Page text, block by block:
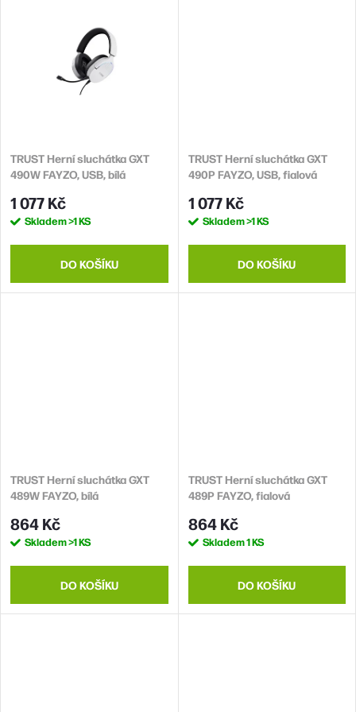
TRUST Herní sluchátka GXT
490W FAYZO, USB, bílá
1 077 Kč
Skladem>1 KS
DO KOŠÍKU
TRUST Herní sluchátka GXT
490P FAYZO, USB, fialová
1 077 Kč
Skladem>1 KS
DO KOŠÍKU
TRUST Herní sluchátka GXT
489W FAYZO, bílá
864 Kč
Skladem>1 KS
DO KOŠÍKU
TRUST Herní sluchátka GXT
489P FAYZO, fialová
864 Kč
Skladem1 KS
DO KOŠÍKU